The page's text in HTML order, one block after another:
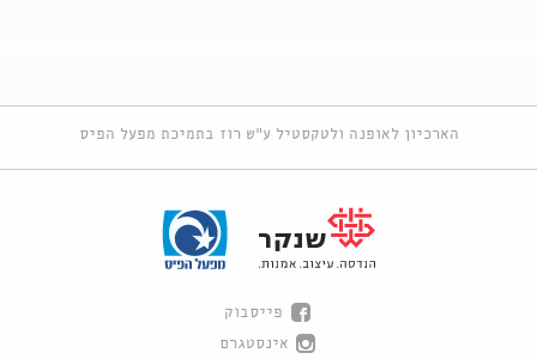
הארכיון לאופנה ולטקסטיל ע"ש רוז בתמיכת מפעל הפיס
פייסבוק
אינסטגרם